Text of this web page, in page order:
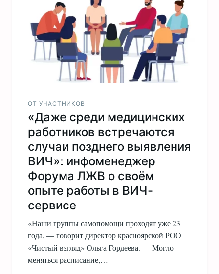
ОТ УЧАСТНИКОВ
«Даже среди медицинских
работников встречаются
случаи позднего выявления
ВИЧ»: инфоменеджер
Форума ЛЖВ о своём
опыте работы в ВИЧ-
сервисе
«Наши группы самопомощи проходят уже 23
года, — говорит директор красноярской РОО
«Чистый взгляд» Ольга Гордеева. — Могло
меняться расписание,…